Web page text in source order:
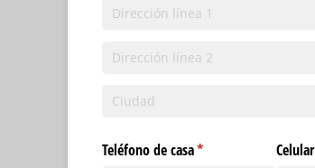
Teléfono de casa*
(necesario) Celular